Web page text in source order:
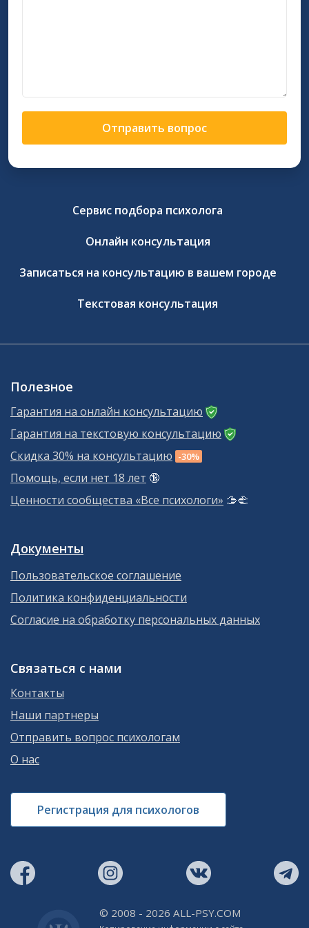
Отправить вопрос
Сервис подбора психолога
Онлайн консультация
Записаться на консультацию в вашем городе
Текстовая консультация
Полезное
Гарантия на онлайн консультацию
Гарантия на текстовую консультацию
Скидка 30% на консультацию -30%
Помощь, если нет 18 лет 🔞
Ценности сообщества «Все психологи» 🫱‍🫲
Документы
Пользовательское соглашение
Политика конфиденциальности
Согласие на обработку персональных данных
Связаться с нами
Контакты
Наши партнеры
Отправить вопрос психологам
О нас
Регистрация для психологов
© 2008 - 2026 ALL-PSY.COM